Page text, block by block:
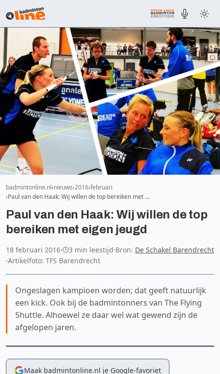
badmintonline.nl nieuws 2016 februari
Paul van den Haak: Wij willen de top bereiken met …
Paul van den Haak: Wij willen de top
bereiken met eigen jeugd
18 februari 2016· 3 min leestijd·Bron: De Schakel Barendrecht
·Artikelfoto: TFS Barendrecht
Ongeslagen kampioen worden; dat geeft natuurlijk
een kick. Ook bij de badmintonners van The Flying
Shuttle. Alhoewel ze daar wel wat gewend zijn de
afgelopen jaren.
Maak badmintonline.nl je Google-favoriet